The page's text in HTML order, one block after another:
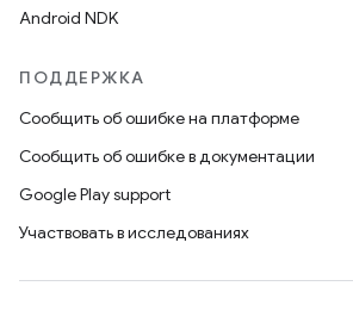
Android NDK
ПОДДЕРЖКА
Сообщить об ошибке на платформе
Сообщить об ошибке в документации
Google Play support
Участвовать в исследованиях